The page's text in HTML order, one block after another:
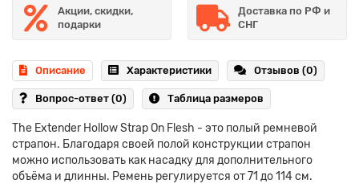
Акции, скидки,
подарки
Доставка по РФ и
СНГ
Описание Характеристики Отзывов (0)
Вопрос-ответ (0) Таблица размеров
The Extender Hollow Strap On Flesh - это полый ремневой
страпон. Благодаря своей полой конструкции страпон
можно использовать как насадку для дополнительного
объёма и длинны. Ремень регулируется от 71 до 114 см.